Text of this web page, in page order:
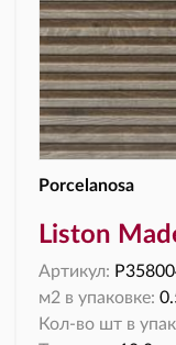
Porcelanosa
Liston
Артикул:
м2 в упаковке:
Кол-во шт в